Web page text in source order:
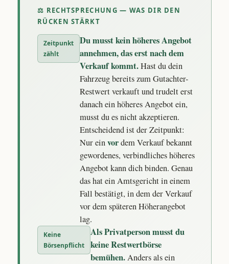
⚖ RECHTSPRECHUNG — WAS DIR DEN
RÜCKEN STÄRKT
Zeitpunkt
zählt
Du musst kein höheres Angebot
annehmen, das erst nach dem
Verkauf kommt.Hast du dein
Fahrzeug bereits zum Gutachter-
Restwert verkauft und trudelt erst
danach ein höheres Angebot ein,
musst du es nicht akzeptieren.
Entscheidend ist der Zeitpunkt:
Nur einvordem Verkauf bekannt
gewordenes, verbindliches höheres
Angebot kann dich binden. Genau
das hat ein Amtsgericht in einem
Fall bestätigt, in dem der Verkauf
vor dem späteren Höherangebot
lag.
Keine
Börsenpflicht
Als Privatperson musst du
keine Restwertbörse
bemühen.Anders als ein